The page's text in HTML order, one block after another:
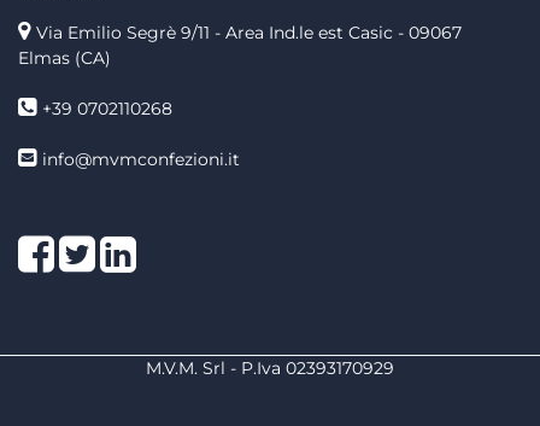
Via Emilio Segrè 9/11 - Area Ind.le est Casic - 09067
Elmas (CA)
+39 0702110268
info@mvmconfezioni.it
Facebook
TwitterLinkedIn
M.V.M. Srl - P.Iva 02393170929